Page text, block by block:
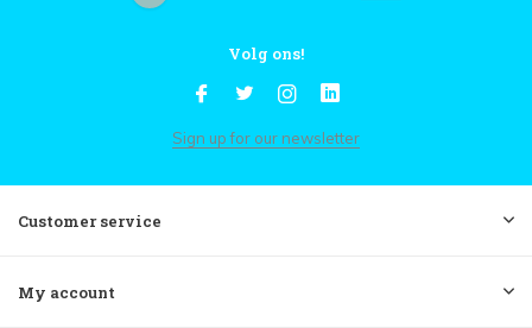
Volg ons!
Sign up for our newsletter
Customer service
My account